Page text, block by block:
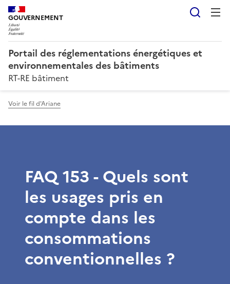
GOUVERNEMENT
Portail des réglementations énergétiques et
environnementales des bâtiments
RT-RE bâtiment
Voir le fil d'Ariane
FAQ 153 - Quels sont
les usages pris en
compte dans les
consommations
conventionnelles ?